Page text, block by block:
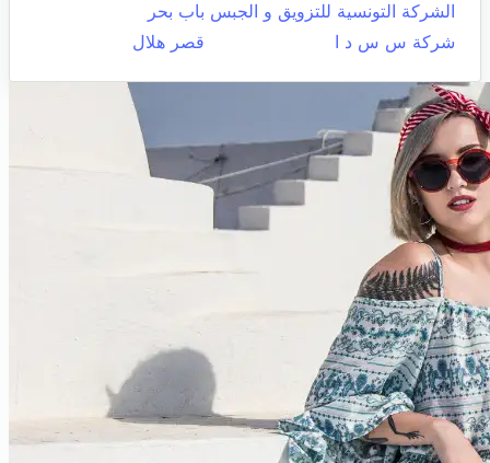
الشركة التونسية للتزويق و الجبس باب بحر
شركة س س د ا
قصر هلال